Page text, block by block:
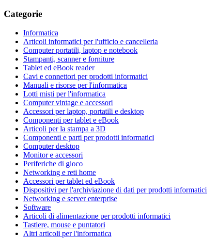
Categorie
Informatica
Articoli informatici per l'ufficio e cancelleria
Computer portatili, laptop e notebook
Stampanti, scanner e forniture
Tablet ed eBook reader
Cavi e connettori per prodotti informatici
Manuali e risorse per l'informatica
Lotti misti per l'informatica
Computer vintage e accessori
Accessori per laptop, portatili e desktop
Componenti per tablet e eBook
Articoli per la stampa a 3D
Componenti e parti per prodotti informatici
Computer desktop
Monitor e accessori
Periferiche di gioco
Networking e reti home
Accessori per tablet ed eBook
Dispositivi per l'archiviazione di dati per prodotti informatici
Networking e server enterprise
Software
Articoli di alimentazione per prodotti informatici
Tastiere, mouse e puntatori
Altri articoli per l'informatica